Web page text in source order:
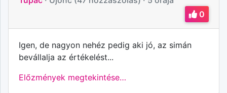
0
Igen, de nagyon nehéz pedig aki jó, az simán
bevállalja az értékelést...
Előzmények megtekintése…